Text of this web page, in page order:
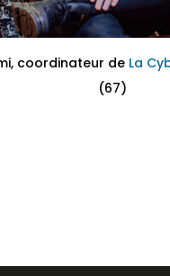
coordinateur de La
(67)